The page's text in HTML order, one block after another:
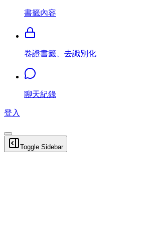
書籤內容
卷證書籤、去識別化
聊天紀錄
登入
Toggle Sidebar